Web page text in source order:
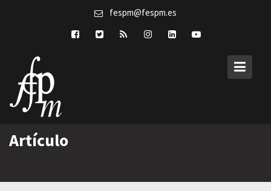
fespm@fespm.es
Artículo